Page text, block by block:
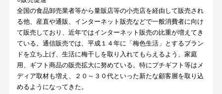
全国の食品卸売業者等から量販店等の小売店を経由して販売され
る他、産直や通販、インターネット販売などで一般消費者に向け
て販売しており、近年ではインターネット販売の比重が増えてき
ている。通信販売では、平成１４年に「梅色生活」とするブラン
ドを立ち上げ、生活に梅干しを取り入れてもらえるよう、家庭
用、ギフト商品の販売拡大に努めている。特にプチギフト等はメ
ディア取材も増え、２０～３０代といった新たな顧客層を取り込
めるようになってきた。